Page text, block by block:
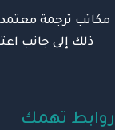
مكاتب ترجمة
ذلك إلى جانب
روابط تهمك